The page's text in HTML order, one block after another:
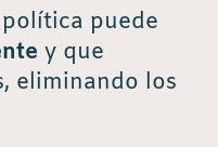
puede
y que
eliminando los